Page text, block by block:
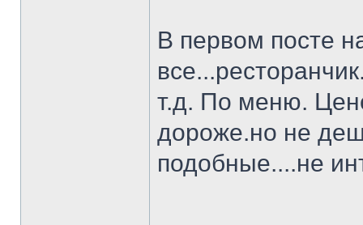
В первом посте
т.д. По меню.
дороже.но не
подобные....не